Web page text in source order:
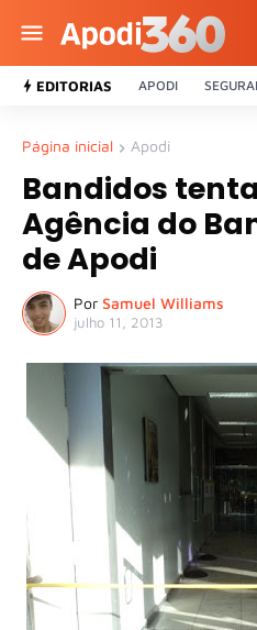
EDITORIAS APODI
Página inicial Apodi
Bandidos
Agência do
de Apodi
Por Samuel Williams
julho 11, 2013